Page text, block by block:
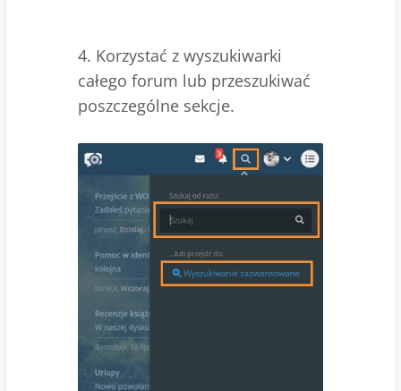
4. Korzystać z wyszukiwarki
całego forum lub przeszukiwać
poszczególne sekcje.